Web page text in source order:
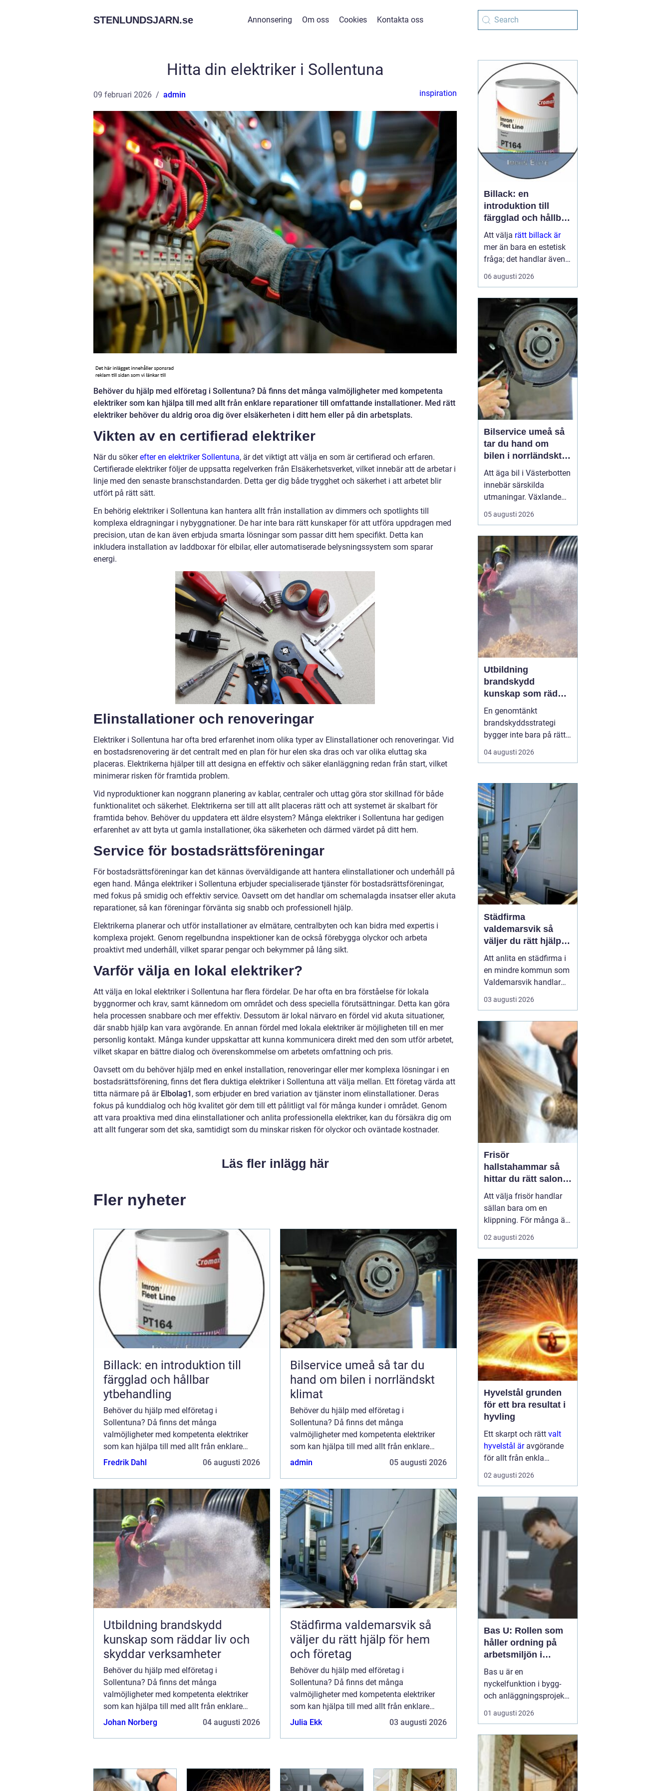
STENLUNDSJARN.se Annonsering Om oss Cookies Kontakta oss
Hitta din elektriker i Sollentuna
09 februari 2026 admin inspiration
Behöver du hjälp med elföretag i Sollentuna? Då finns det många valmöjligheter med kompetenta
elektriker som kan hjälpa till med allt från enklare reparationer till omfattande installationer. Med rätt
elektriker behöver du aldrig oroa dig över elsäkerheten i ditt hem eller på din arbetsplats.
Vikten av en certifierad elektriker
När du sökerefter en elektriker Sollentuna, är det viktigt att välja en som är certifierad och erfaren.
Certifierade elektriker följer de uppsatta regelverken från Elsäkerhetsverket, vilket innebär att de arbetar i
linje med den senaste branschstandarden. Detta ger dig både trygghet och säkerhet i att arbetet blir
utfört på rätt sätt.
En behörig elektriker i Sollentuna kan hantera allt från installation av dimmers och spotlights till
komplexa eldragningar i nybyggnationer. De har inte bara rätt kunskaper för att utföra uppdragen med
precision, utan de kan även erbjuda smarta lösningar som passar ditt hem specifikt. Detta kan
inkludera installation av laddboxar för elbilar, eller automatiserade belysningssystem som sparar
energi.
Elinstallationer och renoveringar
Elektriker i Sollentuna har ofta bred erfarenhet inom olika typer av Elinstallationer och renoveringar. Vid
en bostadsrenovering är det centralt med en plan för hur elen ska dras och var olika eluttag ska
placeras. Elektrikerna hjälper till att designa en effektiv och säker elanläggning redan från start, vilket
minimerar risken för framtida problem.
Vid nyproduktioner kan noggrann planering av kablar, centraler och uttag göra stor skillnad för både
funktionalitet och säkerhet. Elektrikerna ser till att allt placeras rätt och att systemet är skalbart för
framtida behov. Behöver du uppdatera ett äldre elsystem? Många elektriker i Sollentuna har gedigen
erfarenhet av att byta ut gamla installationer, öka säkerheten och därmed värdet på ditt hem.
Service för bostadsrättsföreningar
För bostadsrättsföreningar kan det kännas överväldigande att hantera elinstallationer och underhåll på
egen hand. Många elektriker i Sollentuna erbjuder specialiserade tjänster för bostadsrättsföreningar,
med fokus på smidig och effektiv service. Oavsett om det handlar om schemalagda insatser eller akuta
reparationer, så kan föreningar förvänta sig snabb och professionell hjälp.
Elektrikerna planerar och utför installationer av elmätare, centralbyten och kan bidra med expertis i
komplexa projekt. Genom regelbundna inspektioner kan de också förebygga olyckor och arbeta
proaktivt med underhåll, vilket sparar pengar och bekymmer på lång sikt.
Varför välja en lokal elektriker?
Att välja en lokal elektriker i Sollentuna har flera fördelar. De har ofta en bra förståelse för lokala
byggnormer och krav, samt kännedom om området och dess speciella förutsättningar. Detta kan göra
hela processen snabbare och mer effektiv. Dessutom är lokal närvaro en fördel vid akuta situationer,
där snabb hjälp kan vara avgörande. En annan fördel med lokala elektriker är möjligheten till en mer
personlig kontakt. Många kunder uppskattar att kunna kommunicera direkt med den som utför arbetet,
vilket skapar en bättre dialog och överenskommelse om arbetets omfattning och pris.
Oavsett om du behöver hjälp med en enkel installation, renoveringar eller mer komplexa lösningar i en
bostadsrättsförening, finns det flera duktiga elektriker i Sollentuna att välja mellan. Ett företag värda att
titta närmare på är Elbolag1 , som erbjuder en bred variation av tjänster inom elinstallationer. Deras
fokus på kunddialog och hög kvalitet gör dem till ett pålitligt val för många kunder i området. Genom
att vara proaktiva med dina elinstallationer och anlita professionella elektriker, kan du försäkra dig om
att allt fungerar som det ska, samtidigt som du minskar risken för olyckor och oväntade kostnader.
Läs fler inlägg här
Fler nyheter
Billack: en introduktion till
färgglad och hållbar
ytbehandling
Behöver du hjälp med elföretag i
Sollentuna? Då finns det många
valmöjligheter med kompetenta elektriker
som kan hjälpa till med allt från enklare
reparationer till omfattande installationer.
Fredrik Dahl 06 augusti 2026
Bilservice umeå så tar du
hand om bilen i norrländskt
klimat
Behöver du hjälp med elföretag i
Sollentuna? Då finns det många
valmöjligheter med kompetenta elektriker
som kan hjälpa till med allt från enklare
reparationer till omfattande installationer.
admin 05 augusti 2026
Utbildning brandskydd
kunskap som räddar liv och
skyddar verksamheter
Behöver du hjälp med elföretag i
Sollentuna? Då finns det många
valmöjligheter med kompetenta elektriker
som kan hjälpa till med allt från enklare
reparationer till omfattande installationer.
Johan Norberg 04 augusti 2026
Städfirma valdemarsvik så
väljer du rätt hjälp för hem
och företag
Behöver du hjälp med elföretag i
Sollentuna? Då finns det många
valmöjligheter med kompetenta elektriker
som kan hjälpa till med allt från enklare
reparationer till omfattande installationer.
Julia Ekk 03 augusti 2026
Billack: en
introduktion till
färgglad och hållbar
ytbehandling
Att välja rätt billack är
mer än bara en estetisk
fråga; det handlar även
om funktion och
hållbarhet. Bilens lack är
skyddar karos...
06 augusti 2026
Bilservice umeå så
tar du hand om
bilen i norrländskt
klimat
Att äga bil i Västerbotten
innebär särskilda
utmaningar. Växlande
temperaturer, vägsalt,
grus, snöslask och långa
både lack, underrede och
teknik. Många bilägare
söker därför
05 augusti 2026
Utbildning
brandskydd
kunskap som räddar
liv och skyddar
verksamheter
En genomtänkt
brandskyddsstrategi
bygger inte bara på rätt
produkter och
installationer. Den
människor som vet vad
de gör. När ansvariga i
bygg- och
fastighetsbranschen får
rätt kunskap om
brandskydd minskar
risken för fel som ...
04 augusti 2026
Städfirma
valdemarsvik så
väljer du rätt hjälp
för hem och företag
Att anlita en städfirma i
en mindre kommun som
Valdemarsvik handlar
om mer än bara rena
golv och dammfria
familjer och företag är
städningen en pusselbit
som avgör hur vardagen
fungerar. En bra
städpartner frigör tid,
skapar ro i hu...
03 augusti 2026
Frisör
hallstahammar så
hittar du rätt salong
för stil, kvalitet och
känsla
Att välja frisör handlar
sällan bara om en
klippning. För många är
besöket en paus i
vardagen, ett sätt att
ibland ett viktigt
förberedande steg inför
ett stort ögonblick i livet.
I en mindre ort som
Hallstahammar blir valet
a...
02 augusti 2026
Hyvelstål grunden
för ett bra resultat i
hyvling
Ett skarpt och rätt valt
hyvelstål äravgörande
för allt från enkla
hobbyprojekt i
verkstaden till
sågverk och hyvlerier.
Ytan på virket,
maskinens effektivitet
02 augusti 2026
Bas U: Rollen som
håller ordning på
arbetsmiljön i
byggprojekt
Bas u är en
nyckelfunktion i bygg-
och anläggningsprojekt,
med ansvar för att
arbetsmiljöarbetet
utförandet. Genom att
samordna entreprenörer,
hålla arbetsmiljöplanen
levande och s&aum...
01 augusti 2026